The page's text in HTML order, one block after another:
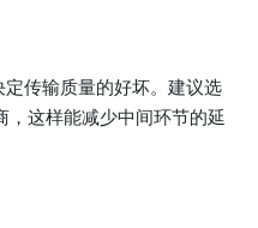
传输质量的好坏。建议选
，这样能减少中间环节的延